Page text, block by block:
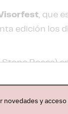
, que
edición los
Roses)
a
alrededor
el pop de
novedades y